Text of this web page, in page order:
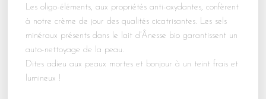
Les oligo-éléments, aux propriétés anti-oxydantes, confèrent
à notre crème de jour des qualités cicatrisantes. Les sels
minéraux présents dans le lait d’Ânesse bio garantissent un
auto-nettoyage de la peau.
Dites adieu aux peaux mortes et bonjour à un teint frais et
lumineux !